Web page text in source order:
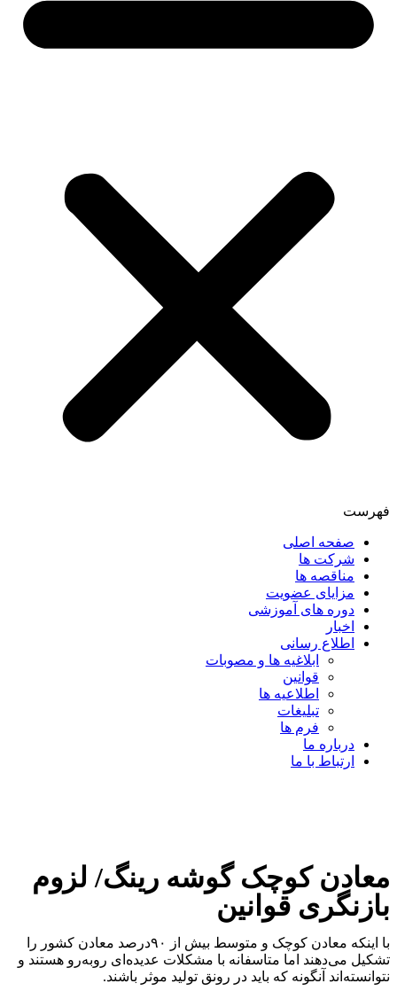
فهرست
صفحه اصلی
شرکت ها
مناقصه ها
مزایای عضویت
دوره های آموزشی
اخبار
اطلاع رسانی
ابلاغیه ها و مصوبات
قوانین
اطلاعیه ها
تبلیغات
فرم ها
درباره ما
ارتباط با ما
معادن کوچک گوشه رینگ/ لزوم
بازنگری قوانین
با اینکه معادن کوچک و متوسط بیش از ۹۰‌درصد معادن کشور را
تشکیل می‌دهند اما متاسفانه با مشکلات عدیده‌ای روبه‌رو هستند و
نتوانسته‌اند آنگونه که باید در رونق تولید موثر باشند.